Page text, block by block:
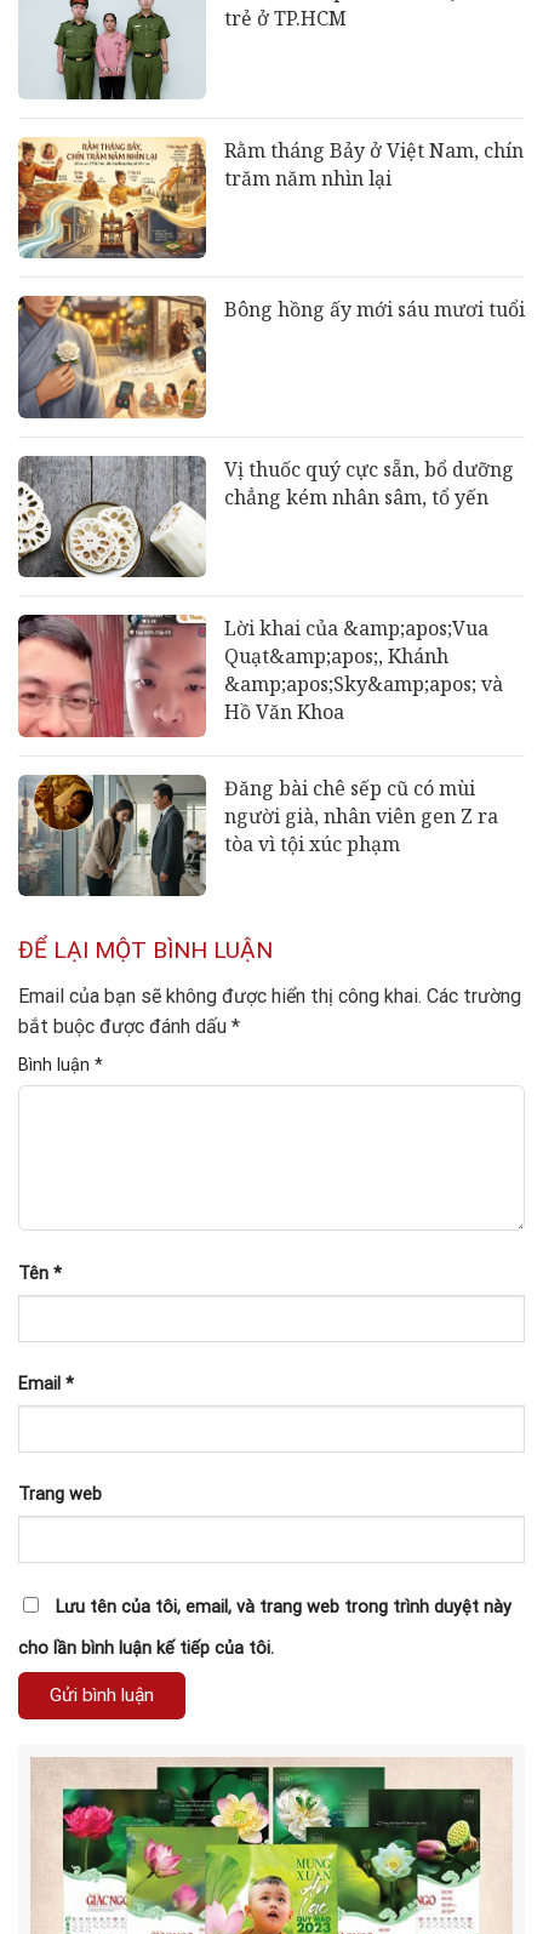
trẻ ở TP.HCM
Rằm tháng Bảy ở Việt Nam, chín
trăm năm nhìn lại
Bông hồng ấy mới sáu mươi tuổi
Vị thuốc quý cực sẵn, bổ dưỡng
chẳng kém nhân sâm, tổ yến
Lời khai của &amp;apos;Vua
Quạt&amp;apos;, Khánh
&amp;apos;Sky&amp;apos; và
Hồ Văn Khoa
Đăng bài chê sếp cũ có mùi
người già, nhân viên gen Z ra
tòa vì tội xúc phạm
ĐỂ LẠI MỘT BÌNH LUẬN
Email của bạn sẽ không được hiển thị công khai. Các trường
bắt buộc được đánh dấu *
Bình luận *
Tên *
Email *
Trang web
Lưu tên của tôi, email, và trang web trong trình duyệt này
cho lần bình luận kế tiếp của tôi.